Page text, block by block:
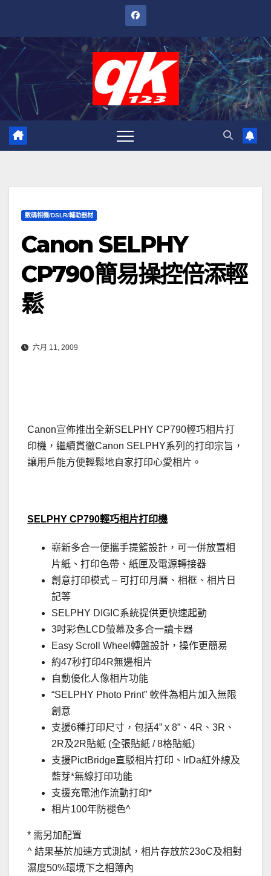
內
數碼相機/DSLR/輔助器材
Canon SELPHY
CP790簡易操控倍添輕
鬆
六月 11, 2009
Canon宣佈推出全新SELPHY CP790輕巧相片打
印機，繼續貫徹Canon SELPHY系列的打印宗旨，
讓用戶能方便輕鬆地自家打印心愛相片。
SELPHY CP790輕巧相片打印機
嶄新多合一便攜手提籃設計，可一併放置相
片紙、打印色帶、紙匣及電源轉接器
創意打印模式 – 可打印月曆、相框、相片日
記等
SELPHY DIGIC系統提供更快速起動
3吋彩色LCD螢幕及多合一讀卡器
Easy Scroll Wheel轉盤設計，操作更簡易
約47秒打印4R無邊相片
自動優化人像相片功能
“SELPHY Photo Print” 軟件為相片加入無限
創意
支援6種打印尺寸，包括4” x 8”、4R、3R、
2R及2R貼紙 (全張貼紙 / 8格貼紙)
支援PictBridge直駁相片打印、IrDa紅外線及
藍芽*無線打印功能
支援充電池作流動打印*
相片100年防褪色^
* 需另加配置
^ 結果基於加速方式測試，相片存放於23oC及相對
濕度50%環境下之相簿內